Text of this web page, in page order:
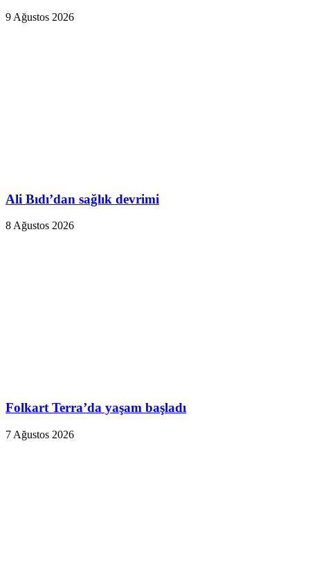
9 Ağustos 2026
Ali Bıdı’dan sağlık devrimi
8 Ağustos 2026
Folkart Terra’da yaşam başladı
7 Ağustos 2026